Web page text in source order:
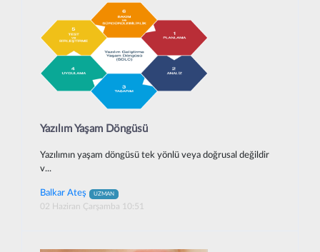
Yazılım Yaşam Döngüsü
Yazılımın yaşam döngüsü tek yönlü veya doğrusal değildir
v...
Balkar Ateş UZMAN
02 Haziran Çarşamba 10:51